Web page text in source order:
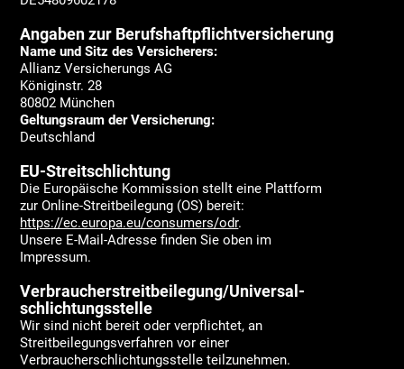
Angaben zur Berufshaftpflichtversicherung
Name und Sitz des Versicherers:
Allianz Versicherungs AG
Königinstr. 28
80802 München
Geltungsraum der Versicherung:
Deutschland
EU-Streitschlichtung
Die Europäische Kommission stellt eine Plattform
zur Online-Streitbeilegung (OS) bereit:
https://ec.europa.eu/consumers/odr.
Unsere E-Mail-Adresse finden Sie oben im
Impressum.
Verbraucher­streit­beilegung/Universal­
schlichtungs­stelle
Wir sind nicht bereit oder verpflichtet, an
Streitbeilegungsverfahren vor einer
Verbraucherschlichtungsstelle teilzunehmen.